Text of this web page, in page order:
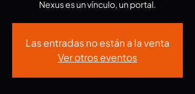
Nexus es un vínculo, un portal.
Las entradas no están a la venta
Ver otros eventos